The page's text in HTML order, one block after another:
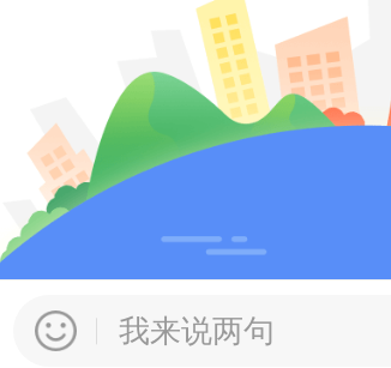
《报告》进一步指出，
追求旅行的稀缺性和独
然资源与史诗级风光“买
缺资源与壮阔景观的产
之旅为例，其聚焦国内